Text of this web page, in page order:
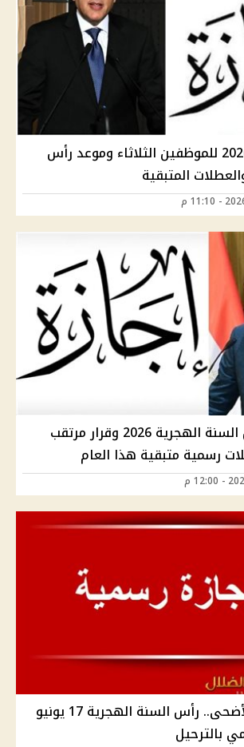
إجازة 30 يونيو 2026 للموظفين الثلاثاء وموعد رأس
المتبقية
موعد إجازة رأس السنة الهجرية 2026 وقرار مرتقب
أول إجازة بعد الأضحى.. رأس السنة الهجرية 17 يونيو
بالترحيل